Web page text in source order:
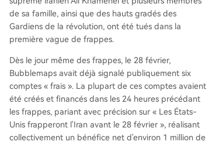
de sa famille, ainsi que des hauts gradés des
Gardiens de la révolution, ont été tués dans la
première vague de frappes.
Dès le jour même des frappes, le 28 février,
Bubblemaps avait déjà signalé publiquement six
comptes « frais ». La plupart de ces comptes avaient
été créés et financés dans les 24 heures précédant
les frappes, pariant avec précision sur « Les États-
Unis frapperont l'Iran avant le 28 février », réalisant
collectivement un bénéfice net d'environ 1 million de